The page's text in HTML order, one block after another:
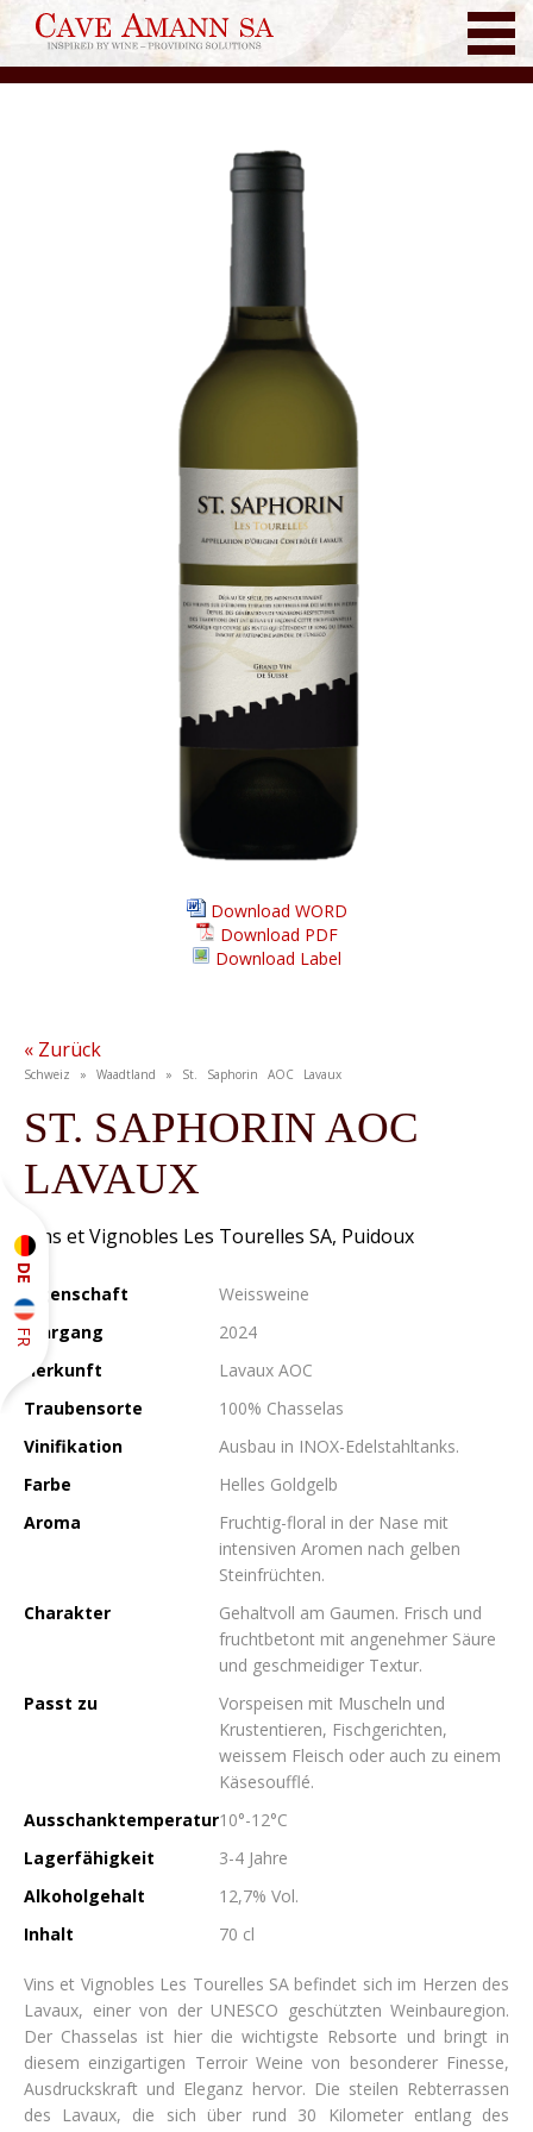
DE
FR
Download WORD
Download PDF
Download Label
« Zurück
Schweiz » Waadtland » St. Saphorin AOC Lavaux
ST. SAPHORIN AOC
LAVAUX
Vins et Vignobles Les Tourelles SA, Puidoux
Eigenschaft
Weissweine
Jahrgang
2024
Herkunft
Lavaux AOC
Traubensorte
100% Chasselas
Vinifikation
Ausbau in INOX-Edelstahltanks.
Farbe
Helles Goldgelb
Aroma
Fruchtig-floral in der Nase mit
intensiven Aromen nach gelben
Steinfrüchten.
Charakter
Gehaltvoll am Gaumen. Frisch und
fruchtbetont mit angenehmer Säure
und geschmeidiger Textur.
Passt zu
Vorspeisen mit Muscheln und
Krustentieren, Fischgerichten,
weissem Fleisch oder auch zu einem
Käsesoufflé.
Ausschanktemperatur10°-12°C
Lagerfähigkeit
3-4 Jahre
Alkoholgehalt
12,7% Vol.
Inhalt
70 cl
Vins et Vignobles Les Tourelles SA befindet sich im Herzen des
Lavaux, einer von der UNESCO geschützten Weinbauregion.
Der Chasselas ist hier die wichtigste Rebsorte und bringt in
diesem einzigartigen Terroir Weine von besonderer Finesse,
Ausdruckskraft und Eleganz hervor. Die steilen Rebterrassen
des Lavaux, die sich über rund 30 Kilometer entlang des